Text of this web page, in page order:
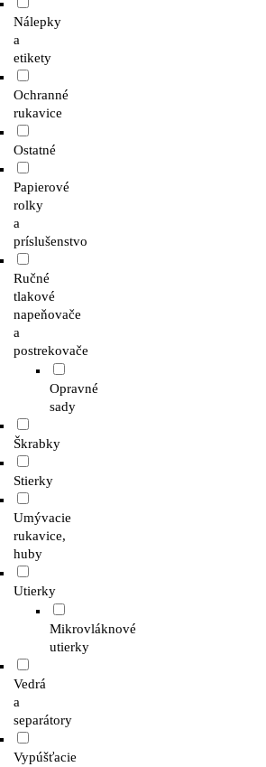
Nálepky
a
etikety
Ochranné
rukavice
Ostatné
Papierové
rolky
a
príslušenstvo
Ručné
tlakové
napeňovače
a
postrekovače
Opravné
sady
Škrabky
Stierky
Umývacie
rukavice,
huby
Utierky
Mikrovláknové
utierky
Vedrá
a
separátory
Vypúšťacie